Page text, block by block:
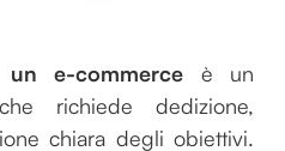
e-commerce è un
richiede dedizione,
chiara degli obiettivi.